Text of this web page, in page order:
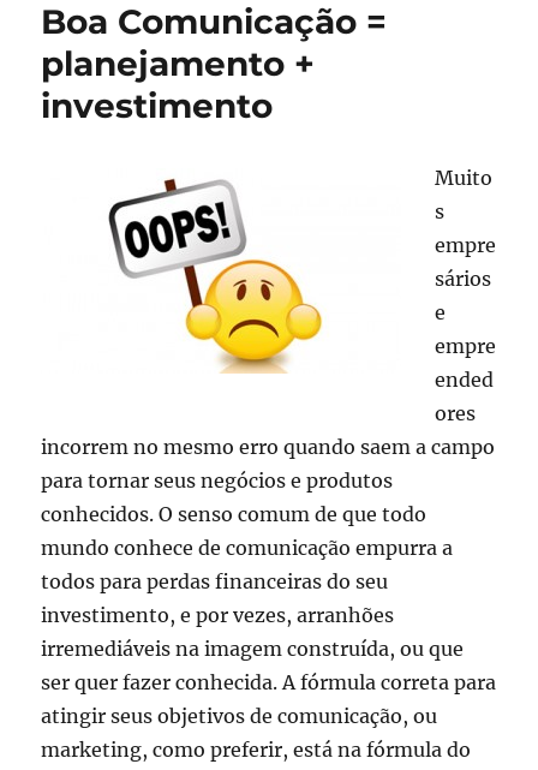
conteúdo
rei!
Boa Comunicação =
planejamento +
investimento
Muito
s
empre
sários
e
empre
ended
ores
incorrem no mesmo erro quando saem a campo
para tornar seus negócios e produtos
conhecidos. O senso comum de que todo
mundo conhece de comunicação empurra a
todos para perdas financeiras do seu
investimento, e por vezes, arranhões
irremediáveis na imagem construída, ou que
ser quer fazer conhecida. A fórmula correta para
atingir seus objetivos de comunicação, ou
marketing, como preferir, está na fórmula do